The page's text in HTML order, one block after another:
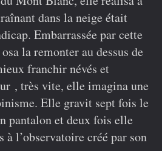
dans la neige était
Embarrassée par cette
la remonter au dessus de
franchir névés et
, très vite, elle imagina une
Elle gravit sept fois le
pantalon et deux fois elle
à l’observatoire créé par son